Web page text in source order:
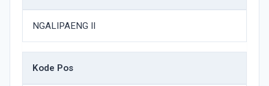
NGALIPAENG II
Kode Pos